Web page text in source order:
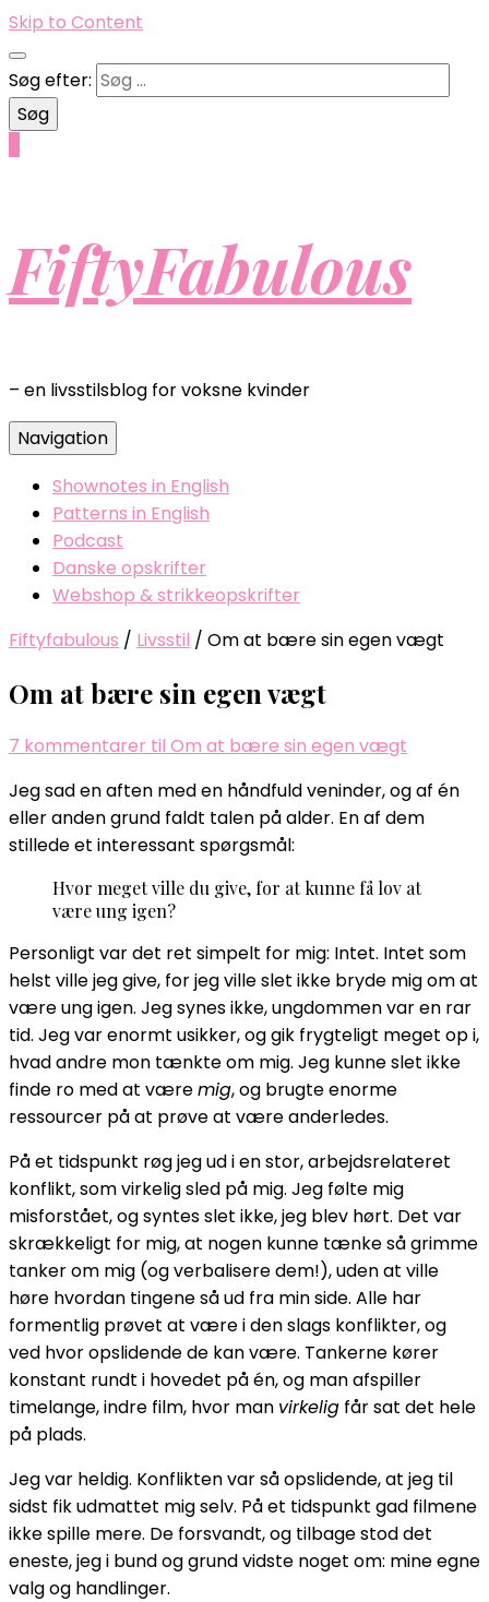
Skip to Content
Søg efter:
FiftyFabulous
– en livsstilsblog for voksne kvinder
Navigation
Shownotes in English
Patterns in English
Podcast
Danske opskrifter
Webshop & strikkeopskrifter
Fiftyfabulous / Livsstil / Om at bære sin egen vægt
Om at bære sin egen vægt
7 kommentarer til Om at bære sin egen vægt
Jeg sad en aften med en håndfuld veninder, og af én
eller anden grund faldt talen på alder. En af dem
stillede et interessant spørgsmål:
Hvor meget ville du give, for at kunne få lov at
være ung igen?
Personligt var det ret simpelt for mig: Intet. Intet som
helst ville jeg give, for jeg ville slet ikke bryde mig om at
være ung igen. Jeg synes ikke, ungdommen var en rar
tid. Jeg var enormt usikker, og gik frygteligt meget op i,
hvad andre mon tænkte om mig. Jeg kunne slet ikke
finde ro med at væremig, og brugte enorme
ressourcer på at prøve at være anderledes.
På et tidspunkt røg jeg ud i en stor, arbejdsrelateret
konflikt, som virkelig sled på mig. Jeg følte mig
misforstået, og syntes slet ikke, jeg blev hørt. Det var
skrækkeligt for mig, at nogen kunne tænke så grimme
tanker om mig (og verbalisere dem!), uden at ville
høre hvordan tingene så ud fra min side. Alle har
formentlig prøvet at være i den slags konflikter, og
ved hvor opslidende de kan være. Tankerne kører
konstant rundt i hovedet på én, og man afspiller
timelange, indre film, hvor man virkelig får sat det hele
på plads.
Jeg var heldig. Konflikten var så opslidende, at jeg til
sidst fik udmattet mig selv. På et tidspunkt gad filmene
ikke spille mere. De forsvandt, og tilbage stod det
eneste, jeg i bund og grund vidste noget om: mine egne
valg og handlinger.